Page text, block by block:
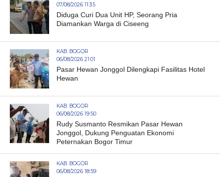
07/08/2026 11:35
Diduga Curi Dua Unit HP, Seorang Pria
Diamankan Warga di Ciseeng
KAB. BOGOR
06/08/2026 21:01
Pasar Hewan Jonggol Dilengkapi Fasilitas Hotel
Hewan
KAB. BOGOR
06/08/2026 19:50
Rudy Susmanto Resmikan Pasar Hewan
Jonggol, Dukung Penguatan Ekonomi
Peternakan Bogor Timur
KAB. BOGOR
06/08/2026 18:59